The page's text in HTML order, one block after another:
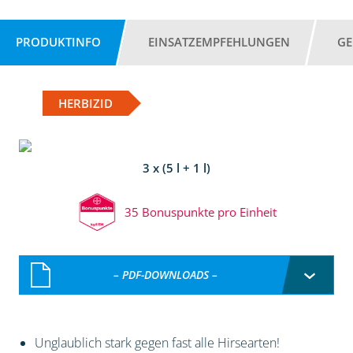
PRODUKTINFO EINSATZEMPFEHLUNGEN
HERBIZID
3 x (5 l + 1 l)
35 Bonuspunkte pro Einheit
– PDF-DOWNLOADS –
Unglaublich stark gegen fast alle Hirsearten!